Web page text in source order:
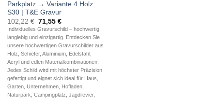
Parkplatz → Variante 4 Holz
S30 | T&E Gravur
102,22€ Ursprünglicher
Preis
war:
102,22 €
71,55 €Aktueller
Preis
ist:
71,55 €.
Individuelles Gravurschild – hochwertig,
langlebig und einzigartig. Entdecken Sie
unsere hochwertigen Gravurschilder aus
Holz, Schiefer, Aluminium, Edelstahl,
Acryl und edlen Materialkombinationen.
Jedes Schild wird mit höchster Präzision
gefertigt und eignet sich ideal für Haus,
Garten, Unternehmen, Hofladen,
Naturpark, Campingplatz, Jagdrevier,